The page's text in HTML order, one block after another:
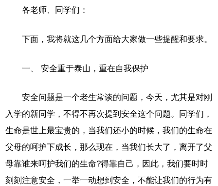
各老师、同学们：
下面，我将就这几个方面给大家做一些提醒和要求。
一、 安全重于泰山，重在自我保护
安全问题是一个老生常谈的问题，今天，尤其是对刚
入学的新同学，不得不再次提到安全这个问题。同学们，
生命是世上最宝贵的，当我们还小的时候，我们的生命在
父母的呵护下成长，那么现在，当我们长大了，离开了父
母靠谁来呵护我们的生命?得靠自己，因此，我们要时时
刻刻注意安全，一举一动想到安全，不能让我们的行为有